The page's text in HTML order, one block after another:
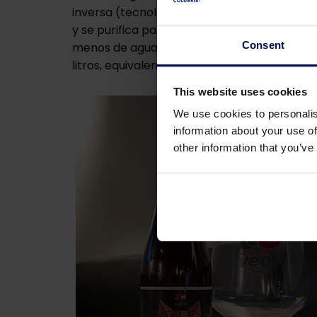
Consent
This website uses cookies
We use cookies to
information about your use
other information that
inversa (tecnología avanzada de filtración
y se purifica para poder utilizarla
menos de agua subterránea, lo que supone
litros, equivalente a 18 piscinas olímpicas.”